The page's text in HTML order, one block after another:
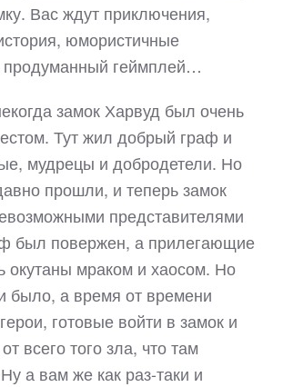
Вас ждут приключения,
юмористичные
продуманный геймплей…
замок Харвуд был очень
Тут жил добрый граф и
мудрецы и добродетели. Но
прошли, и теперь замок
представителями
был повержен, а прилегающие
окутаны мраком и хаосом. Но
было, а время от времени
готовые войти в замок и
всего того зла, что там
а вам же как раз-таки и